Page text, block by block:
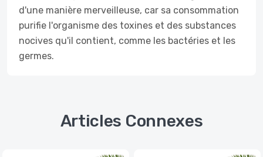
d'une manière merveilleuse, car sa consommation
purifie l'organisme des toxines et des substances
nocives qu'il contient, comme les bactéries et les
germes.
Articles Connexes